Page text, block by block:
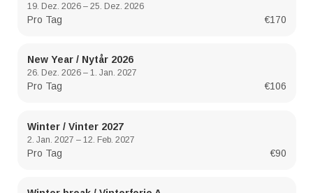
19. Dez. 2026 – 25. Dez. 2026
Pro Tag €170
New Year / Nytår 2026
26. Dez. 2026 – 1. Jan. 2027
Pro Tag €106
Winter / Vinter 2027
2. Jan. 2027 – 12. Feb. 2027
Pro Tag €90